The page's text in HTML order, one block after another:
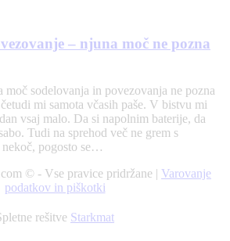
– njuna moč ne pozna
moč sodelovanja in povezovanja ne pozna
mi samota včasih paše. V bistvu mi
vsaj malo. Da si napolnim baterije, da
Tudi na sprehod več ne grem s
nekoč, pogosto se…
© - Vse pravice pridržane | Varovanje
podatkov in piškotki
rešitve Starkmat